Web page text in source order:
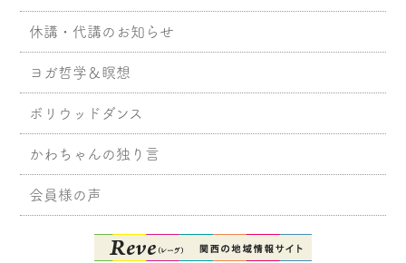
休講・代講のお知らせ
ヨガ哲学＆瞑想
ボリウッドダンス
かわちゃんの独り言
会員様の声